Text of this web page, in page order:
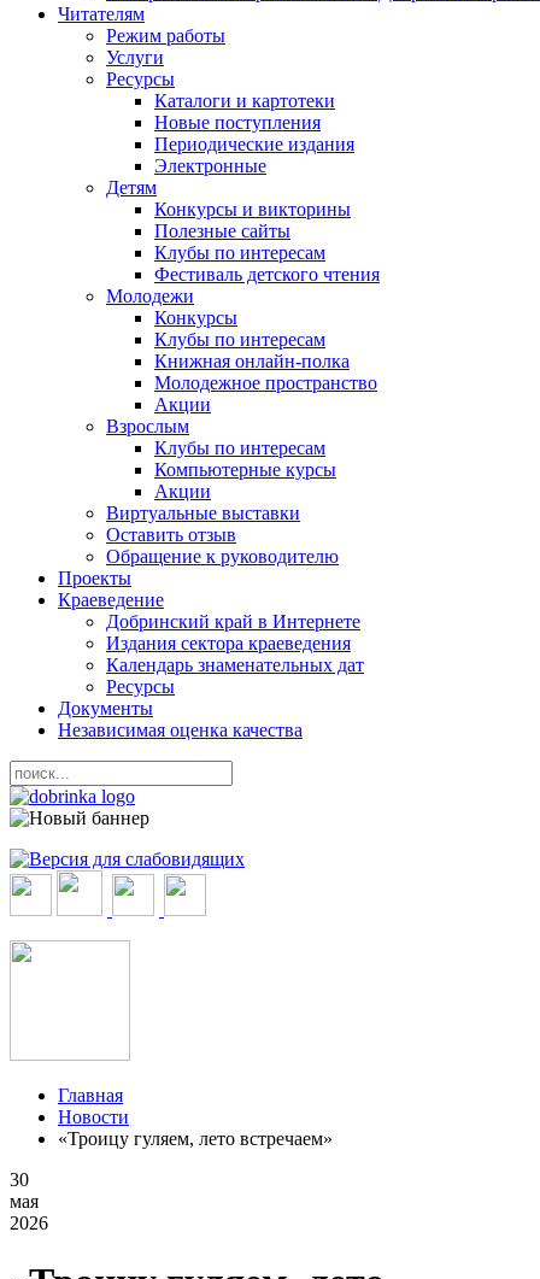
Читателям
Режим работы
Услуги
Ресурсы
Каталоги и картотеки
Новые поступления
Периодические издания
Электронные
Детям
Конкурсы и викторины
Полезные сайты
Клубы по интересам
Фестиваль детского чтения
Молодежи
Конкурсы
Клубы по интересам
Книжная онлайн-полка
Молодежное пространство
Акции
Взрослым
Клубы по интересам
Компьютерные курсы
Акции
Виртуальные выставки
Оставить отзыв
Обращение к руководителю
Проекты
Краеведение
Добринский край в Интернете
Издания сектора краеведения
Календарь знаменательных дат
Ресурсы
Документы
Независимая оценка качества
Главная
Новости
«Троицу гуляем, лето встречаем»
30
мая
2026